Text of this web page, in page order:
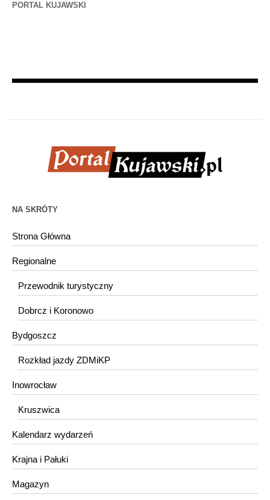
PORTAL KUJAWSKI
NA SKRÓTY
Strona Główna
Regionalne
Przewodnik turystyczny
Dobrcz i Koronowo
Bydgoszcz
Rozkład jazdy ZDMiKP
Inowrocław
Kruszwica
Kalendarz wydarzeń
Krajna i Pałuki
Magazyn